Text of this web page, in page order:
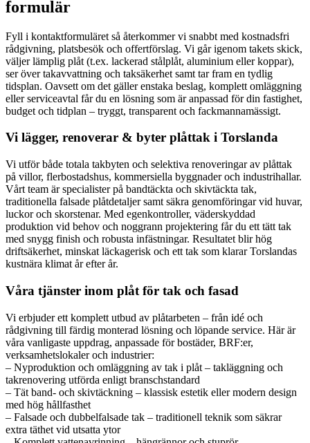
formulär
Fyll i kontaktformuläret så återkommer vi snabbt med kostnadsfri
rådgivning, platsbesök och offertförslag. Vi går igenom takets skick,
väljer lämplig plåt (t.ex. lackerad stålplåt, aluminium eller koppar),
ser över takavvattning och taksäkerhet samt tar fram en tydlig
tidsplan. Oavsett om det gäller enstaka beslag, komplett omläggning
eller serviceavtal får du en lösning som är anpassad för din fastighet,
budget och tidplan – tryggt, transparent och fackmannamässigt.
Vi lägger, renoverar & byter plåttak i Torslanda
Vi utför både totala takbyten och selektiva renoveringar av plåttak
på villor, flerbostadshus, kommersiella byggnader och industrihallar.
Vårt team är specialister på bandtäckta och skivtäckta tak,
traditionella falsade plåtdetaljer samt säkra genomföringar vid huvar,
luckor och skorstenar. Med egenkontroller, väderskyddad
produktion vid behov och noggrann projektering får du ett tätt tak
med snygg finish och robusta infästningar. Resultatet blir hög
driftsäkerhet, minskat läckagerisk och ett tak som klarar Torslandas
kustnära klimat år efter år.
Våra tjänster inom plåt för tak och fasad
Vi erbjuder ett komplett utbud av plåtarbeten – från idé och
rådgivning till färdig monterad lösning och löpande service. Här är
våra vanligaste uppdrag, anpassade för bostäder, BRF:er,
verksamhetslokaler och industrier:
– Nyproduktion och omläggning av tak i plåt – takläggning och
takrenovering utförda enligt branschstandard
– Tät band- och skivtäckning – klassisk estetik eller modern design
med hög hållfasthet
– Falsade och dubbelfalsade tak – traditionell teknik som säkrar
extra täthet vid utsatta ytor